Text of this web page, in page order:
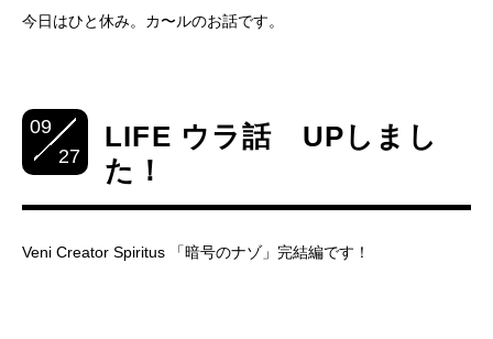
今日はひと休み。カ〜ルのお話です。
09
27
LIFE ウラ話 UPしまし
た！
Veni Creator Spiritus 「暗号のナゾ」完結編です！